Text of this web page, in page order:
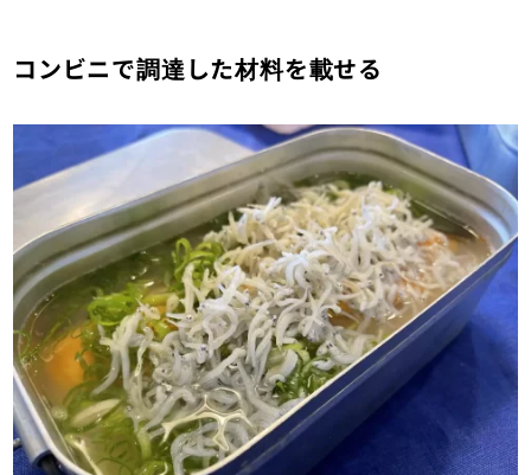
コンビニで調達した材料を載せる